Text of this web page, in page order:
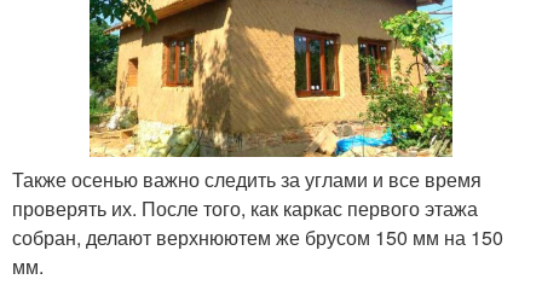
Также осенью важно следить за углами и все время
проверять их. После того, как каркас первого этажа
собран, делают верхнюютем же брусом 150 мм на 150
мм.